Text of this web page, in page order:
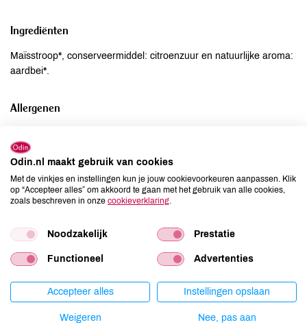
Ingrediënten
Maïsstroop*, conserveermiddel: citroenzuur en natuurlijke aroma:
aardbei*.
Allergenen
Ei
Lactose
niet aanwezig
niet aanwezig
Mosterd
niet aanwezig
Noten
niet aanwezig
Schaaldieren
niet aanwezig
niet aanwezig
niet aanwezig
Odin.nl maakt gebruik van cookies
Met de vinkjes en instellingen kun je jouw cookievoorkeuren aanpassen. Klik
op “Accepteer alles” om akkoord te gaan met het gebruik van alle cookies,
zoals beschreven in onze cookieverklaring
Noodzakelijk Prestatie
Functioneel Advertenties
Accepteer alles Instellingen opslaan
Weigeren Nee, pas aan